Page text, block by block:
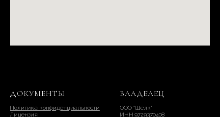
ДОКУМЕНТЫ
Политика конфиденциальности
Лицензия
ВЛАДЕЛЕЦ
ООО "Шёлк"
ИНН 9729370408